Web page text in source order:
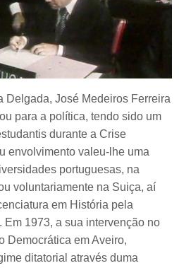
Delgada, José Medeiros Ferreira
para a política, tendo sido um
durante a Crise
envolvimento valeu-lhe uma
portuguesas, na
voluntariamente na Suiça, aí
em História pela
1973, a sua intervenção no
Democrática em Aveiro,
ditatorial através duma